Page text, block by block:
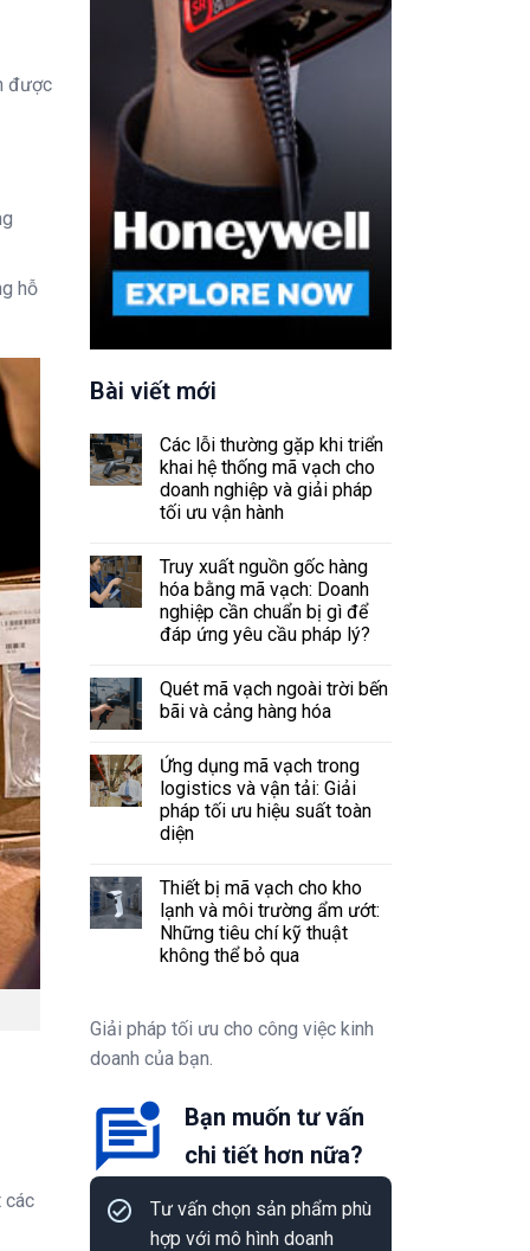
được
hỗ
các
Bài viết mới
Các lỗi thường gặp khi triển
khai hệ thống mã vạch cho
doanh nghiệp và giải pháp
tối ưu vận hành
Truy xuất nguồn gốc hàng
hóa bằng mã vạch: Doanh
nghiệp cần chuẩn bị gì để
đáp ứng yêu cầu pháp lý?
Quét mã vạch ngoài trời bến
bãi và cảng hàng hóa
Ứng dụng mã vạch trong
logistics và vận tải: Giải
pháp tối ưu hiệu suất toàn
diện
Thiết bị mã vạch cho kho
lạnh và môi trường ẩm ướt:
Những tiêu chí kỹ thuật
không thể bỏ qua
Giải pháp tối ưu cho công việc kinh
doanh của bạn.
Bạn muốn tư vấn
chi tiết hơn nữa?
Tư vấn chọn sản phẩm phù
hợp với mô hình doanh